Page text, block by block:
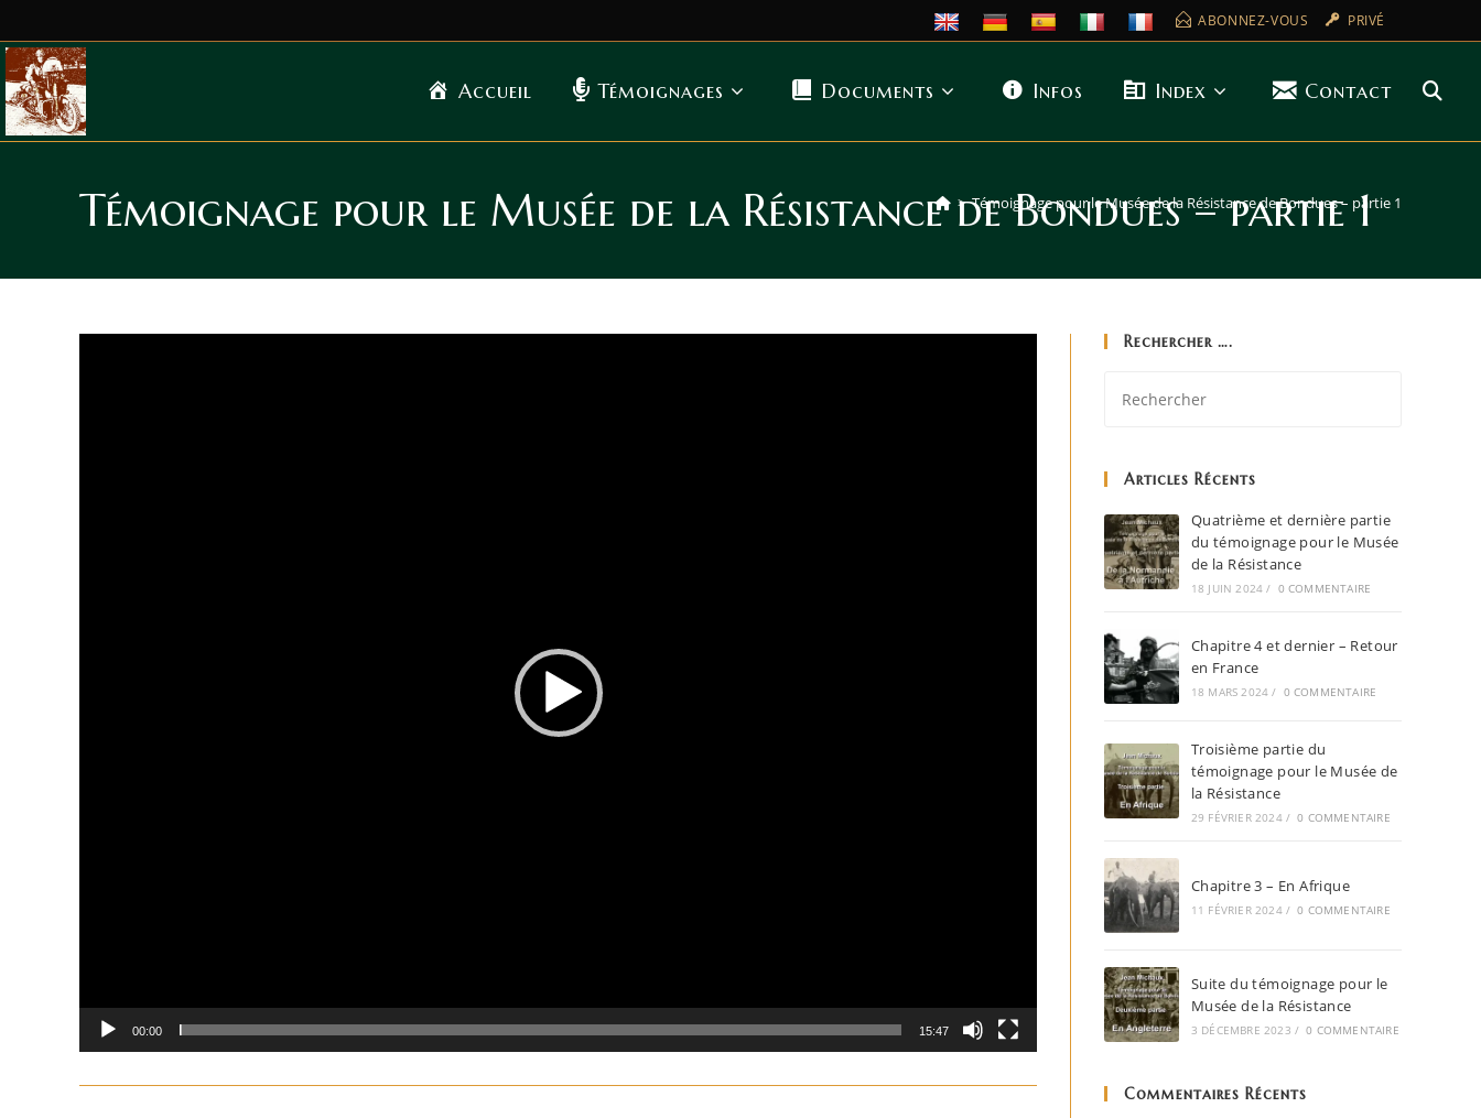
ABONNEZ-VOUS PRIVÉ
Accueil Témoignages Documents Infos Index Contact
Témoignage pour le Musée de la Résistance de Bondues – partie 1
> Témoignage pour le Musée de la Résistance de Bondues – partie 1
00:00 15:47
Rechercher ….
Articles Récents
Quatrième et dernière partie
du témoignage pour le Musée
de la Résistance
18 JUIN 2024 / 0 COMMENTAIRE
Chapitre 4 et dernier – Retour
en France
18 MARS 2024 / 0 COMMENTAIRE
Troisième partie du
témoignage pour le Musée de
la Résistance
29 FÉVRIER 2024 / 0 COMMENTAIRE
Chapitre 3 – En Afrique
11 FÉVRIER 2024 / 0 COMMENTAIRE
Suite du témoignage pour le
Musée de la Résistance
3 DÉCEMBRE 2023 / 0 COMMENTAIRE
Commentaires Récents